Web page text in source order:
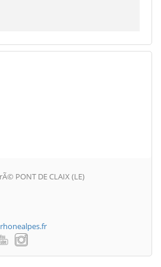
PONT DE CLAIX (LE)